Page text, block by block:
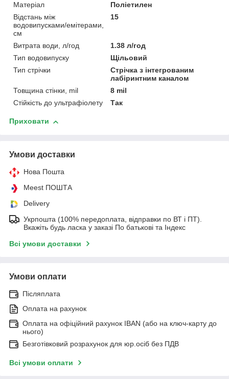
Матеріал
Поліетилен
Відстань між
водовипусками/емітерами,
см
15
Витрата води, л/год
1.38 л/год
Тип водовипуску
Щільовий
Тип стрічки
Стрічка з інтегрованим
лабіринтним каналом
Товщина стінки, mil
8 mil
Стійкість до ультрафіолету
Так
Приховати
Умови доставки
Нова Пошта
Meest ПОШТА
Delivery
Укрпошта (100% передоплата, відправки по ВТ і ПТ).
Вкажіть будь ласка у заказі По батькові та Індекс
Всі умови доставки
Умови оплати
Післяплата
Оплата на рахунок
Оплата на офіційний рахунок IBAN (або на ключ-карту до
нього)
Безготівковий розрахунок для юр.осіб без ПДВ
Всі умови оплати